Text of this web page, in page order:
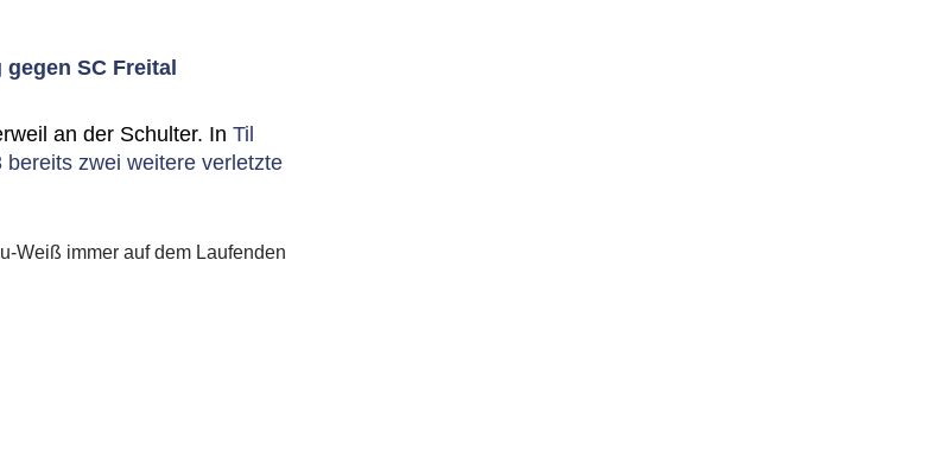
SC Freital
an der Schulter. In Til
zwei weitere verletzte